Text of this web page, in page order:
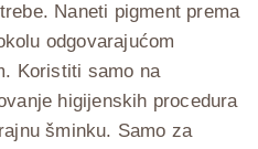
Naneti pigment prema
odgovarajućom
Koristiti samo na
higijenskih procedura
šminku. Samo za